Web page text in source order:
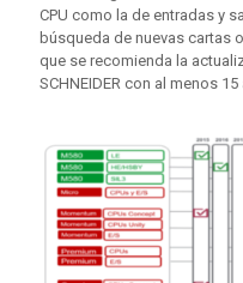
CPU como la de entradas y
búsqueda de nuevas cartas
que se recomienda la
SCHNEIDER con al menos